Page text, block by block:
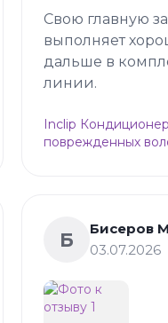
Свою главную
выполняет
дальше в
линии.
Inclip
поврежденных
Б
Бисеров
03.07.2026